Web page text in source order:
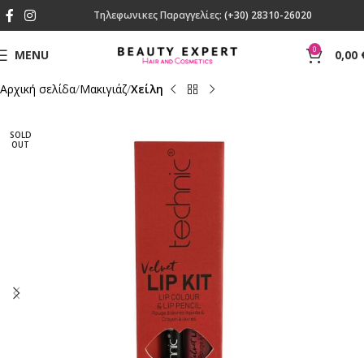
Τηλεφωνικες Παραγγελίες: (+30) 28310-26020
MENU 0 0,00
Αρχική σελίδα Mακιγιάζ Χείλη
SOLD
OUT